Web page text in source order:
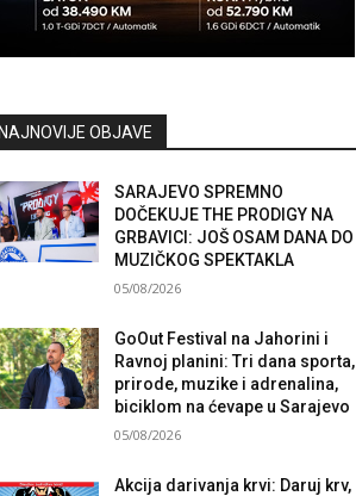
NAJNOVIJE OBJAVE
SARAJEVO SPREMNO
DOČEKUJE THE PRODIGY NA
GRBAVICI: JOŠ OSAM DANA DO
MUZIČKOG SPEKTAKLA
05/08/2026
GoOut Festival na Jahorini i
Ravnoj planini: Tri dana sporta,
prirode, muzike i adrenalina,
biciklom na ćevape u Sarajevo
05/08/2026
Akcija darivanja krvi: Daruj krv,